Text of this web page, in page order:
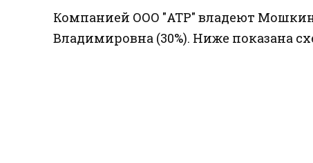
Компанией ООО "АТР" владеют
Владимировна (30%). Ниже показана